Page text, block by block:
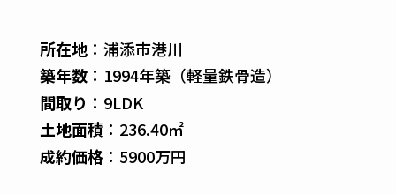
所在地：浦添市港川
築年数：1994年築（軽量鉄骨造）
間取り ：9LDK
土地面積 ：236.40㎡
成約価格：5900万円